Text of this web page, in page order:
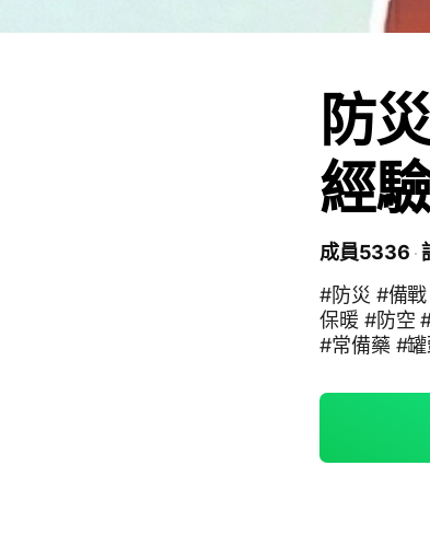
防
經
成員5336
#防災 #備
保暖 #防空
#常備藥 #